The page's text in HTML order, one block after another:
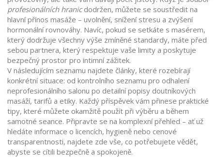
profesionálních hranicdodržen, můžete se soustředit na
hlavní přínos masáže – uvolnění, snížení stresu a zvýšení
hormonální rovnováhy. Navíc, pokud se setkáte s masérem,
který dodržuje všechny výše zmíněné standardy, máte před
sebou partnera, který respektuje vaše limity a poskytuje
bezpečný prostor pro intimní zážitek.
V následujícím seznamu najdete články, které rozebírají
konkrétní situace: od kontrolního seznamu pro odhalení
neprofesionálního salonu po detailní popisy doutníkových
masáží, tarifů a etiky. Každý příspěvek vám přinese praktické
tipy, které můžete okamžitě použít při výběru a během
samotné seance. Připravte se na komplexní přehled – ať už
hledáte informace o licencích, hygieně nebo cenové
transparentnosti, najdete zde vše, co potřebujete vědět,
abyste se cítili bezpečně a spokojeně.